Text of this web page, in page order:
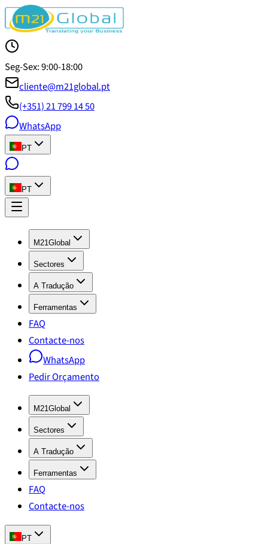
Seg-Sex: 9:00-18:00
cliente@m21global.pt
(+351) 21 799 14 50
WhatsApp
PT
PT
M21Global
Sectores
A Tradução
Ferramentas
FAQ
Contacte-nos
WhatsApp
Pedir Orçamento
M21Global
Sectores
A Tradução
Ferramentas
FAQ
Contacte-nos
PT